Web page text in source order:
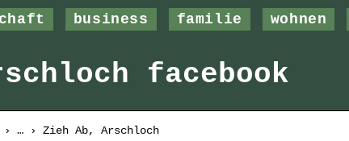
business familie wohnen
facebook
› … › Zieh Ab, Arschloch